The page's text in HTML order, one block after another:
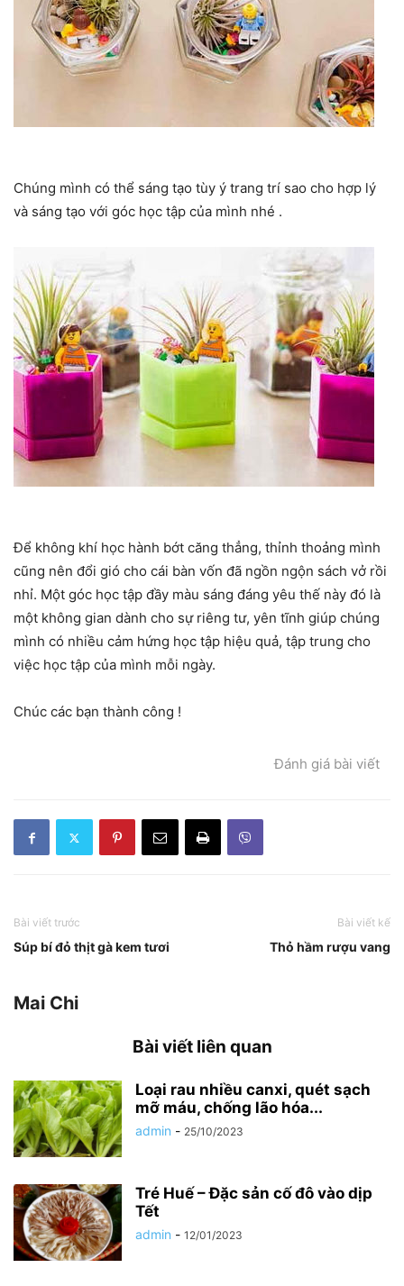
Chúng mình có thể sáng tạo tùy ý trang trí sao cho hợp lý
và sáng tạo với góc học tập của mình nhé .
Để không khí học hành bớt căng thẳng, thỉnh thoảng mình
cũng nên đổi gió cho cái bàn vốn đã ngồn ngộn sách vở rồi
nhỉ. Một góc học tập đầy màu sáng đáng yêu thế này đó là
một không gian dành cho sự riêng tư, yên tĩnh giúp chúng
mình có nhiều cảm hứng học tập hiệu quả, tập trung cho
việc học tập của mình mỗi ngày.
Chúc các bạn thành công !
Đánh giá bài viết
Bài viết trước
Súp bí đỏ thịt gà kem tươi
Bài viết kế
Thỏ hầm rượu vang
Mai Chi
Bài viết liên quan
Loại rau nhiều canxi, quét sạch
mỡ máu, chống lão hóa...
admin - 25/10/2023
Tré Huế – Đặc sản cố đô vào dịp
Tết
admin - 12/01/2023